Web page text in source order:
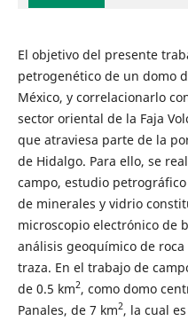
El objetivo del presente
petrogenético de un domo
México, y correlacionarlo
sector oriental de la Faja
que atraviesa parte de la
de Hidalgo. Para ello, se
campo, estudio
de minerales y vidrio
microscopio electrónico de
análisis geoquímico de
traza. En el trabajo de
de 0.5 km2, como domo
Panales, de 7 km2, la cual